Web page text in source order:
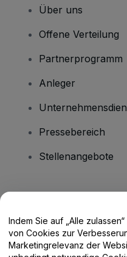
Über uns
Offene Verteilung
Partnerprogramm
Anleger
Pressebereich
Stellenangebote
Hilfe-Center /
Indem Sie auf „Alle
von Cookies zur
Marketingrelevanz der Website zu. Ansonsten